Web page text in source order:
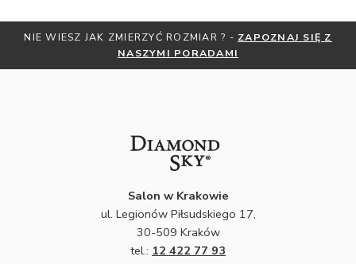
JAK ZMIERZYĆ ROZMIAR ? - ZAPOZNAJ SIĘ Z
NASZYMI PORADAMI
OTRZYMAJ
Salon w Krakowie
ul. Legionów Piłsudskiego 17,
30-509 Kraków
tel.: 12 422 77 93